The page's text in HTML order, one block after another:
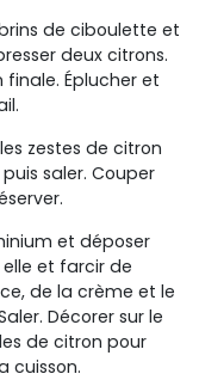
de ciboulette et
deux citrons.
finale. Éplucher et
zestes de citron
saler. Couper
et déposer
et farcir de
de la crème et le
Décorer sur le
de citron pour
cuisson.